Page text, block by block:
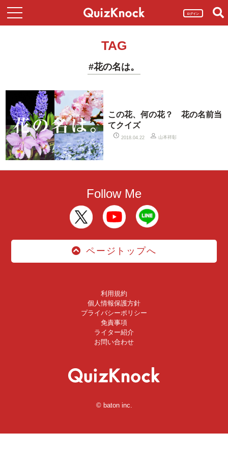
ログイン
TAG
#花の名は。
この花、何の花？ 花の名前当
てクイズ
2018.04.22 山本祥彰
Follow Me
ページトップへ
利用規約
個人情報保護方針
プライバシーポリシー
免責事項
ライター紹介
お問い合わせ
© baton inc.